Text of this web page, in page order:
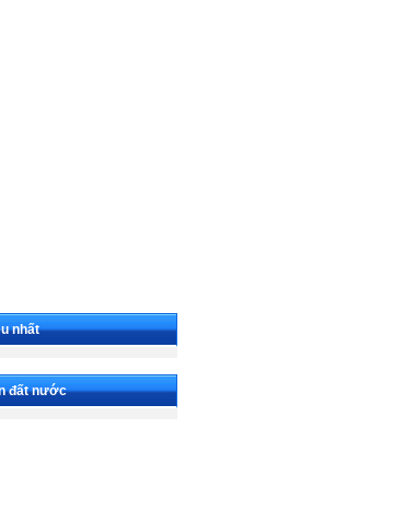
nhất
đất nước